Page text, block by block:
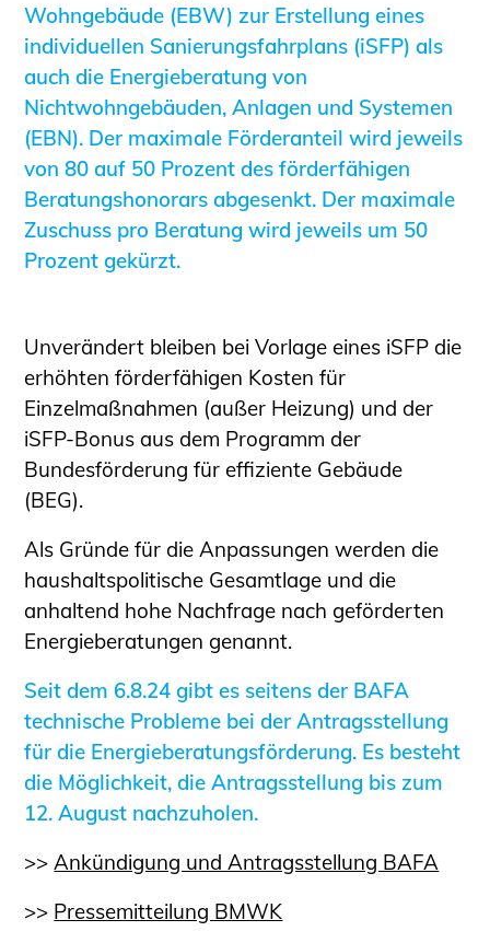
Bauvorlageberechtigte
Sachkundige für Zustands- und
Funktionsprüfung privater
Abwasserleitungen
Vereinbarungen mit
Ingenieurkammern
Büronachfolge
Zusatzqualifikationen
Geschützter Bereich
Verbraucher
Ingenieursuche (Mitglieder der IK-Bau
NRW)
Fachlisten
Bauherren-ABC
Informationen für Schülerinnen,
Projekte für Schülerinnen und Schüler
START.ING. Das Studierenden Praxis-
Programm
Wissenswertes für Studierende
Wettbewerbe für Studierende
BLING.BLING.
Kammer Newsletter
Presse
Kontakt und Anfahrt
Impressum
Datenschutz
Wohngebäude (EBW) zur Erstellung eines
individuellen Sanierungsfahrplans (iSFP) als
auch die Energieberatung von
Nichtwohngebäuden, Anlagen und Systemen
(EBN). Der maximale Förderanteil wird jeweils
von 80 auf 50 Prozent des förderfähigen
Beratungshonorars abgesenkt. Der maximale
Zuschuss pro Beratung wird jeweils um 50
Prozent gekürzt.
Unverändert bleiben bei Vorlage eines iSFP die
erhöhten förderfähigen Kosten für
Einzelmaßnahmen (außer Heizung) und der
iSFP-Bonus aus dem Programm der
Bundesförderung für effiziente Gebäude
(BEG).
Als Gründe für die Anpassungen werden die
haushaltspolitische Gesamtlage und die
anhaltend hohe Nachfrage nach geförderten
Energieberatungen genannt.
Seit dem 6.8.24 gibt es seitens der BAFA
technische Probleme bei der Antragsstellung
für die Energieberatungsförderung. Es besteht
die Möglichkeit, die Antragsstellung bis zum
12. August nachzuholen.
>>Ankündigung und Antragsstellung BAFA
>> Pressemitteilung BMWK